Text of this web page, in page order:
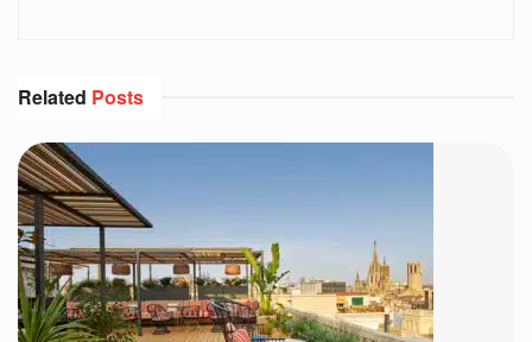
Related Posts